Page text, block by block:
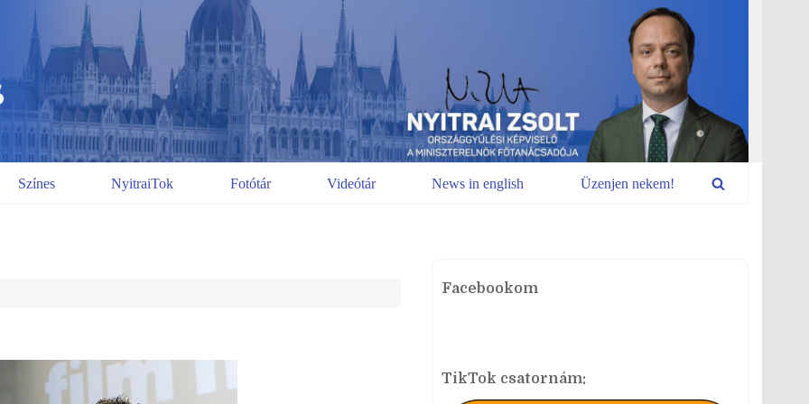
Színes NyitraiTok Fotótár Videótár News in english Üzenjen nekem!
Facebookom
TikTok csatornám: